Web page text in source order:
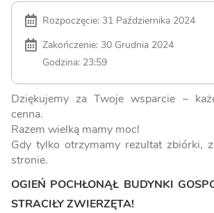
Rozpoczęcie: 31 Października 2024
Zakończenie: 30 Grudnia 2024
Godzina: 23:59
Dziękujemy za Twoje wsparcie –
cenna.
Razem wielką mamy moc!
Gdy tylko otrzymamy rezultat zbiórki,
stronie.
OGIEŃ POCHŁONĄŁ BUDYNKI
STRACIŁY ZWIERZĘTA!